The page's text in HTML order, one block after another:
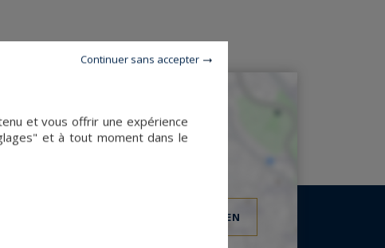
VOIR L'EMPLACEMENT DU BIEN
et vous offrir une expérience
et à tout moment dans le
Continuer sans accepter